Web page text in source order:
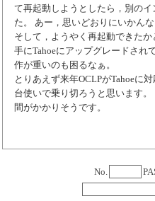
て再起動しようとしたら，別の
た。 あー，思いどおりにいかんな
そして，ようやく再起動できた
手にTahoeにアップグレードされ
作が重いのも困るなぁ。
とりあえず来年OCLPがTahoeに
台使いで乗り切ろうと思います
間がかかりそうです。
No.